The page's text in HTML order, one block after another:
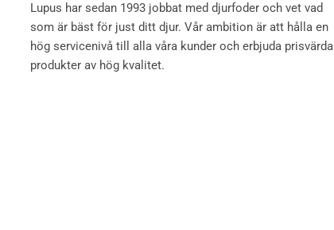
Lupus har sedan 1993 jobbat med djurfoder och vet vad
som är bäst för just ditt djur. Vår ambition är att hålla en
hög servicenivå till alla våra kunder och erbjuda prisvärda
produkter av hög kvalitet.